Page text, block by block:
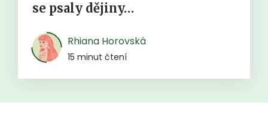
se psaly dějiny…
Rhiana Horovská
15 minut čtení